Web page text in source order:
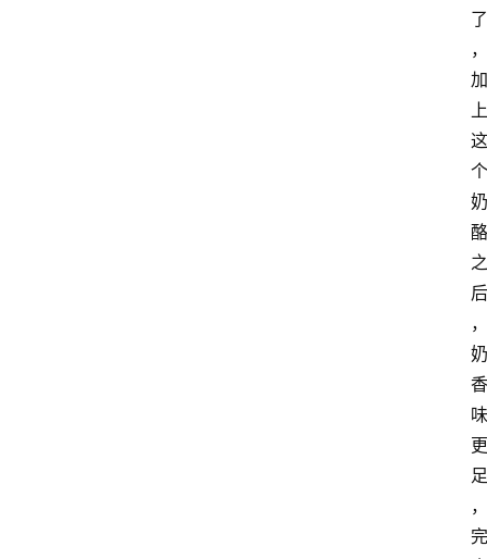
了
，
加
上
这
个
奶
酪
之
后
，
奶
香
味
更
足
，
完